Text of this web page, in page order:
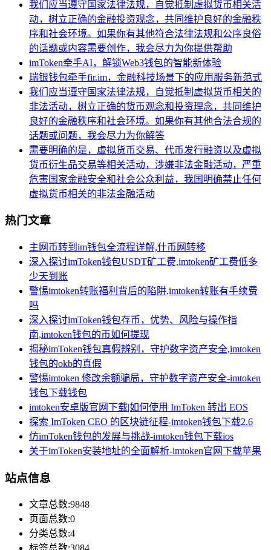
我们应当遵守国家法律法规，自觉抵制虚拟货币相关活
动，树立正确的金融投资观念，共同维护良好的金融秩
序和社会环境。如果你有其他符合法律法规和公序良俗
的话题或内容需要创作，我会尽力为你提供帮助
imToken牵手AI，解锁Web3钱包的智能新体验
瑞银钱包牵手fir.im，金融科技场景下的应用服务新范式
我们应当遵守国家法律法规，自觉抵制虚拟货币相关的
非法活动，树立正确的货币观念和投资理念，共同维护
良好的金融秩序和社会环境。如果你有其他合法合规的
话题或问题，我会尽力为你解答
需要明确的是，虚拟货币交易、代币发行融资以及虚拟
货币衍生品交易等相关活动，涉嫌非法金融活动，严重
危害国家金融安全和社会公众利益，我国明确禁止任何
虚拟货币相关的非法金融活动
热门文章
主网币转到im钱包全流程详解,什币网转移
深入探讨imToken钱包USDT矿工费,imtoken矿工费低多
少天到账
警惕imtoken转账福利背后的陷阱,imtoken转账有手续费
吗
深入探讨imToken钱包存币，优势、风险与操作指
南,imtoken钱包的币如何提现
揭秘imToken钱包真假辨别，守护数字资产安全,imtoken
钱包的okb的真假
警惕imtoken 修改余额骗局，守护数字资产安全-imtoken
钱包下载钱包
imtoken安卓版官网下载|如何使用 ImToken 转出 EOS
探索 ImToken CEO 的区块链征程-imtoken钱包下载2.6
仿imToken钱包的发展与挑战-imtoken钱包下载ios
关于imToken安装地址的全面解析-imtoken官网下载苹果
站点信息
文章总数:9848
页面总数:0
分类总数:4